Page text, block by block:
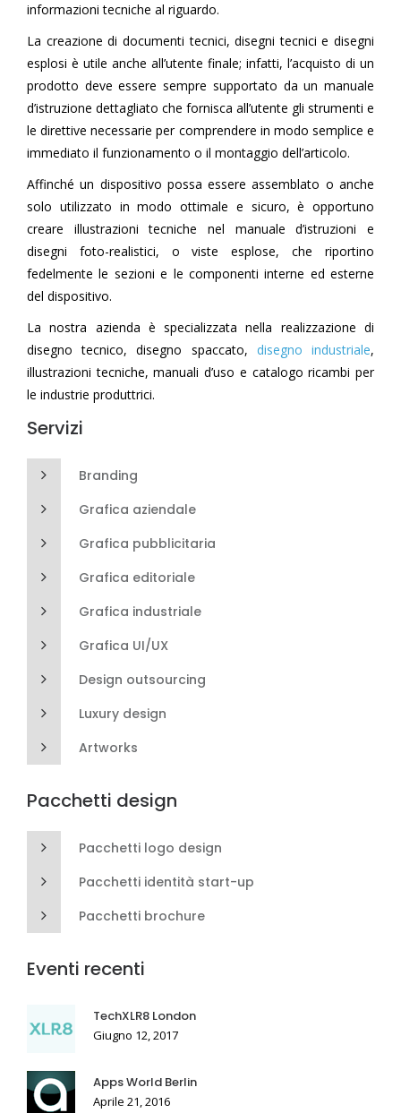
informazioni tecniche al riguardo.
La creazione di documenti tecnici, disegni tecnici e disegni
esplosi è utile anche all’utente finale; infatti, l’acquisto di un
prodotto deve essere sempre supportato da un manuale
d’istruzione dettagliato che fornisca all’utente gli strumenti e
le direttive necessarie per comprendere in modo semplice e
immediato il funzionamento o il montaggio dell’articolo.
Affinché un dispositivo possa essere assemblato o anche
solo utilizzato in modo ottimale e sicuro, è opportuno
creare illustrazioni tecniche nel manuale d’istruzioni e
disegni foto-realistici, o viste esplose, che riportino
fedelmente le sezioni e le componenti interne ed esterne
del dispositivo.
La nostra azienda è specializzata nella realizzazione di
disegno tecnico, disegno spaccato, disegno industriale,
illustrazioni tecniche, manuali d’uso e catalogo ricambi per
le industrie produttrici.
Servizi
Branding
Grafica aziendale
Grafica pubblicitaria
Grafica editoriale
Grafica industriale
Grafica UI/UX
Design outsourcing
Luxury design
Artworks
Pacchetti design
Pacchetti logo design
Pacchetti identità start-up
Pacchetti brochure
Eventi recenti
TechXLR8 London
Giugno 12, 2017
Apps World Berlin
Aprile 21, 2016